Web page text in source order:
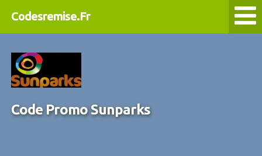
Codesremise.Fr
Code Promo Sunparks